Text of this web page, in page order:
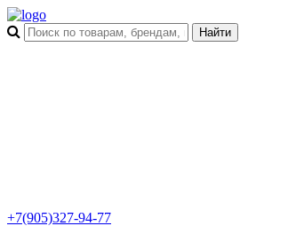
+7(905)327-94-77